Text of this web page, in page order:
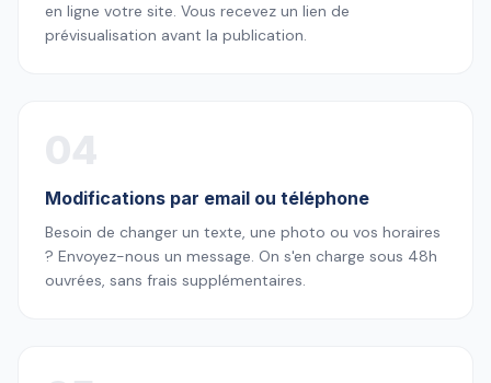
en ligne votre site. Vous recevez un lien de
prévisualisation avant la publication.
Modifications par email ou téléphone
Besoin de changer un texte, une photo ou vos horaires
? Envoyez-nous un message. On s'en charge sous 48h
ouvrées, sans frais supplémentaires.